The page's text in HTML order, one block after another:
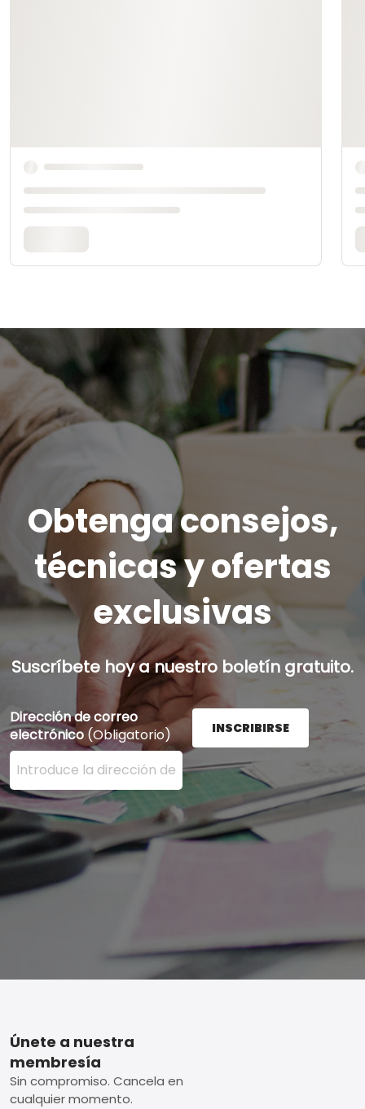
Obtenga consejos,
técnicas y ofertas
exclusivas
Suscríbete hoy a nuestro boletín gratuito.
Dirección de correo
electrónico (Obligatorio)
Ingrese su dirección de correo electrónico aquí y
INSCRIBIRSE
Footer
Únete a nuestra
membresía
Sin compromiso. Cancela en
cualquier momento.